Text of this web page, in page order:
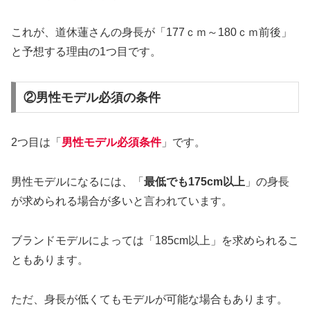
これが、道休蓮さんの身長が「177ｃｍ～180ｃｍ前後」
と予想する理由の1つ目です。
②男性モデル必須の条件
2つ目は「 男性モデル必須条件」です。
男性モデルになるには、「 最低でも175cm以上 」の身長
が求められる場合が多いと言われています。
ブランドモデルによっては「185cm以上」を求められるこ
ともあります。
ただ、身長が低くてもモデルが可能な場合もあります。